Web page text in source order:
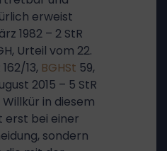
erweist
1982 – 2 StR
Urteil vom 22.
13, BGHSt 59,
2015 – 5 StR
Willkür in diesem
erst bei einer
sondern